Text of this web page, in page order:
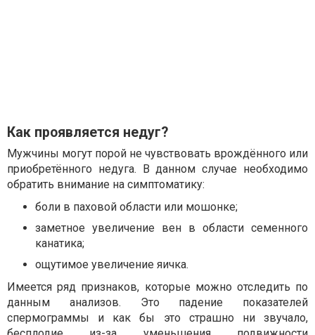
Как проявляется недуг?
Мужчины могут порой не чувствовать врождённого или
приобретённого недуга. В данном случае необходимо
обратить внимание на симптоматику:
боли в паховой области или мошонке;
заметное увеличение вен в области семенного
канатика;
ощутимое увеличение яичка.
Имеется ряд признаков, которые можно отследить по
данным анализов. Это падение показателей
спермограммы и как бы это страшно ни звучало,